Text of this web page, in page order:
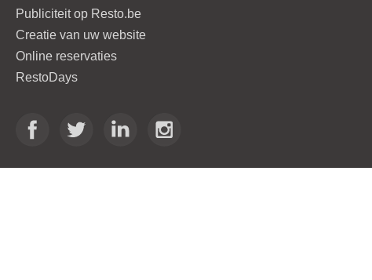
Publiciteit op Resto.be
Creatie van uw website
Online reservaties
RestoDays